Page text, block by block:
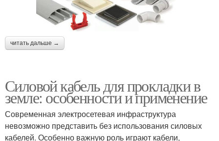
читать дальше →
Силовой кабель для прокладки в
земле: особенности и применение
Современная электросетевая инфраструктура
невозможно представить без использования силовых
кабелей. Особенно важную роль играют кабели,